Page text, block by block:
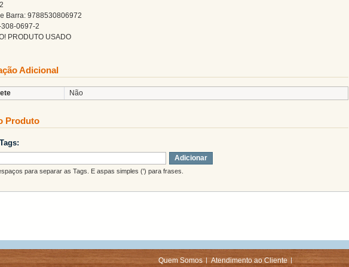
Barra: 9788530806972
308-0697-2
PRODUTO USADO
Adicional
Não
Produto
Adicionar
para separar as Tags. E aspas simples (') para frases.
Quem Somos Atendimento ao Cliente